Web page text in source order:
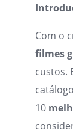
Com o
filmes
custos.
10